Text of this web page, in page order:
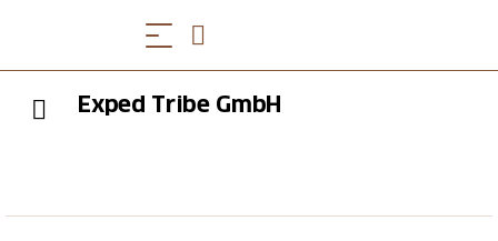
Exped Tribe GmbH